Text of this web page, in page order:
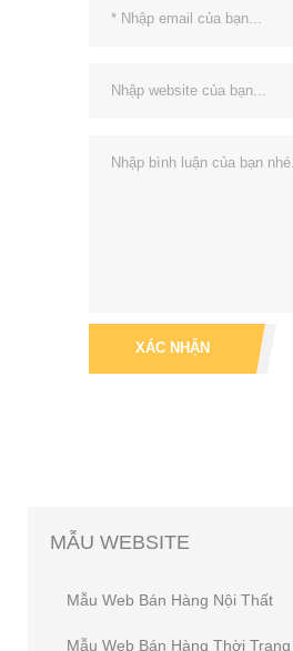
XÁC NHẬN
MẪU WEBSITE
Mẫu Web Bán Hàng Nội Thất
Mẫu Web Bán Hàng Thời Trang